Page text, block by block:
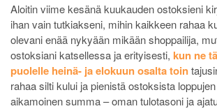
Aloitin viime kesänä kuukauden ostoksieni
ihan vain tutkiakseni, mihin kaikkeen rahaa
olevani enää nykyään mikään shoppailija,
ostoksiani katsellessa ja erityisesti, kun ne
puolelle heinä- ja elokuun osalta toin
rahaa silti kului ja pienistä ostoksista
aikamoinen summa – oman tulotasoni ja